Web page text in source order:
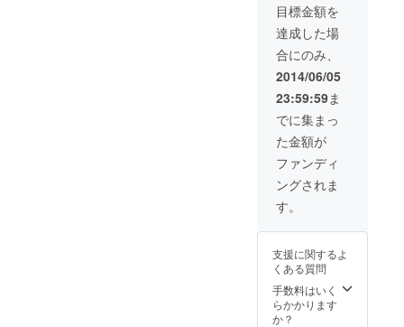
売品）
■オリジ
ナルＴ
シャツ
の進呈
＊詰め
合わせ
セット
参加和
菓子店
一覧＊
御菓子
司 柏屋
處 絹笠
菓子処
ふる里
御菓子
司 吉乃
屋 和菓
和菓子
甲子園
オリジ
ナル菓
子の進
呈（非
売品）
■オリジ
ナルＴ
シャツ
の進呈
■ 一般
審査委
の場
菓子甲
子園当
日一般
審査委
員とし
目標金額を
達成した場
合にのみ、
2014/06/05
23:59:59ま
でに集まっ
た金額が
ファンディ
ングされま
す。
支援に関するよ
くある質問
手数料はいく
らかかります
か？